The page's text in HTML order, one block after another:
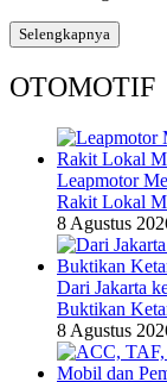
Selengkapnya
OTOMOTIF
Leapmotor
Rakit Lokal
8 Agustus
Dari Jakarta
Buktikan
8 Agustus